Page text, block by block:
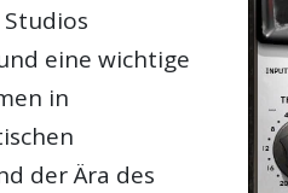
eine wichtige
in
der Ära des